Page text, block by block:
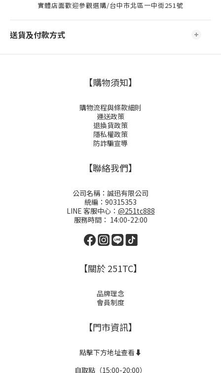
實體店面歡迎參觀選購/台中市北區一中街251號
送貨及付款方式
【購物須知】
購物流程與條款細則
運送政策
退換貨政策
隱私權政策
防詐騙宣導
【聯絡我們】
公司名稱：誠迅有限公司
統編：90315353
LINE 客服中心： @251tc888
服務時間： 14:00-22:00
【關於 251TC】
品牌理念
會員制度
【門市資訊】
點擊下方地址查看⬇️
自取點（15:00-20:00）